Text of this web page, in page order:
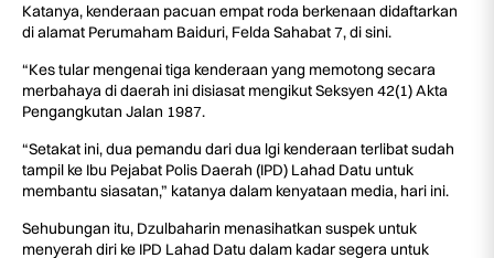
Katanya, kenderaan pacuan empat roda berkenaan didaftarkan
di alamat Perumaham Baiduri, Felda Sahabat 7, di sini.
“Kes tular mengenai tiga kenderaan yang memotong secara
merbahaya di daerah ini disiasat mengikut Seksyen 42(1) Akta
Pengangkutan Jalan 1987.
“Setakat ini, dua pemandu dari dua lgi kenderaan terlibat sudah
tampil ke Ibu Pejabat Polis Daerah (IPD) Lahad Datu untuk
membantu siasatan,” katanya dalam kenyataan media, hari ini.
Sehubungan itu, Dzulbaharin menasihatkan suspek untuk
menyerah diri ke IPD Lahad Datu dalam kadar segera untuk